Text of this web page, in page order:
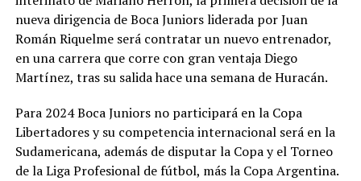
nueva dirigencia de Boca Juniors liderada por Juan
Román Riquelme será contratar un nuevo entrenador,
en una carrera que corre con gran ventaja Diego
Martínez, tras su salida hace una semana de Huracán.
Para 2024 Boca Juniors no participará en la Copa
Libertadores y su competencia internacional será en la
Sudamericana, además de disputar la Copa y el Torneo
de la Liga Profesional de fútbol, más la Copa Argentina.